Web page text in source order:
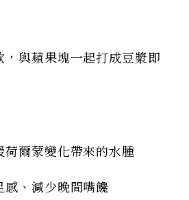
，與蘋果塊一起打成豆漿即
爾蒙變化帶來的水腫
感、減少晚間嘴饞